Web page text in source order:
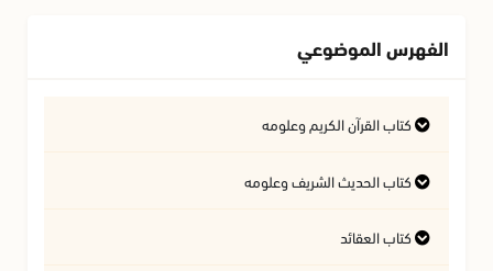
الفهرس الموضوعي
كتاب القرآن الكريم وعلومه
التفسير وعلوم القرآن
فتاوى متعلقة بالقرآن الكريم
كتاب الحديث الشريف وعلومه
فتاوى متعلقة بالحديث الشريف
كتاب العقائد